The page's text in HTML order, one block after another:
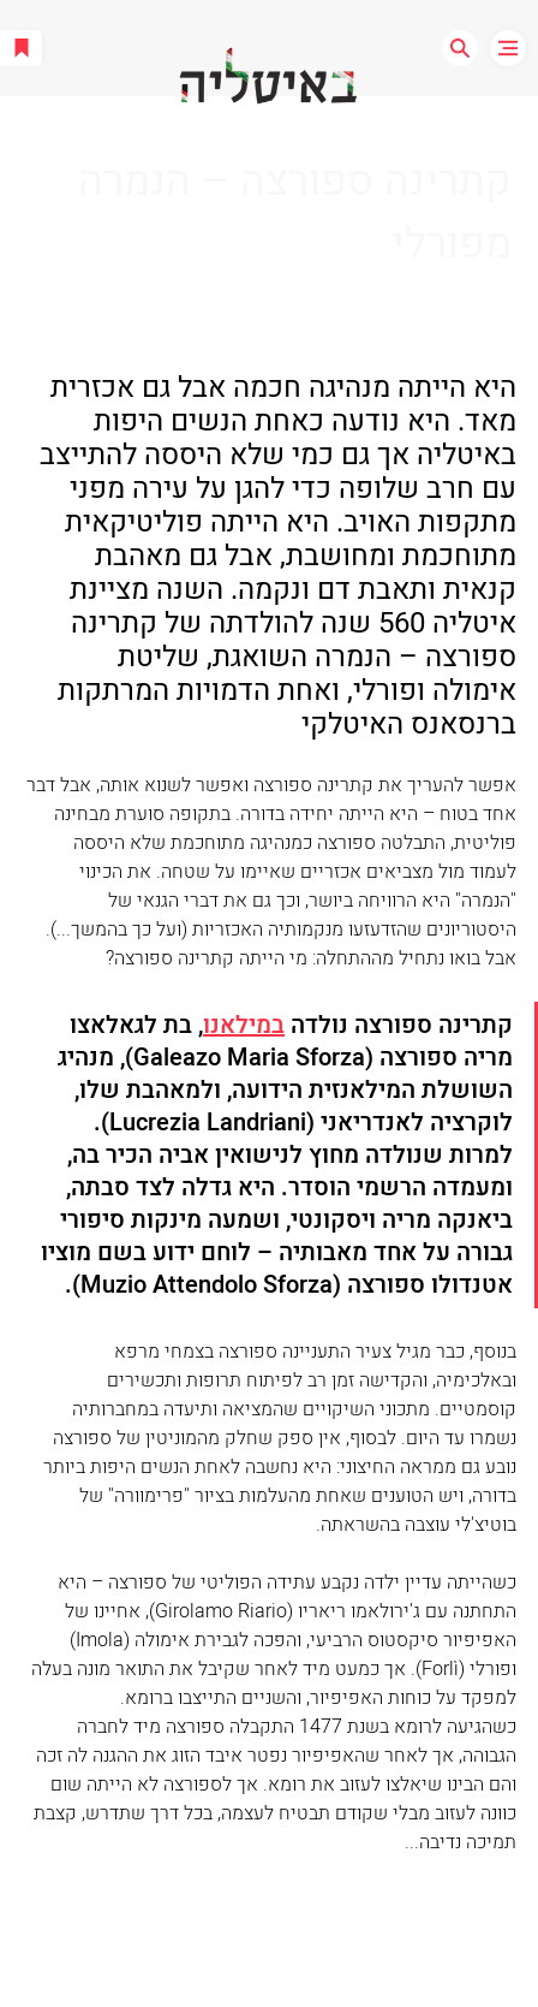
היא הייתה מנהיגה חכמה אבל גם אכזרית
מאד. היא נודעה כאחת הנשים היפות
באיטליה אך גם כמי שלא היססה להתייצב
עם חרב שלופה כדי להגן על עירה מפני
מתקפות האויב. היא הייתה פוליטיקאית
מתוחכמת ומחושבת, אבל גם מאהבת
קנאית ותאבת דם ונקמה. השנה מציינת
איטליה 560 שנה להולדתה של קתרינה
ספורצה – הנמרה השואגת, שליטת
אימולה ופורלי, ואחת הדמויות המרתקות
ברנסאנס האיטלקי
אפשר להעריך את קתרינה ספורצה ואפשר לשנוא אותה, אבל דבר
אחד בטוח – היא הייתה יחידה בדורה. בתקופה סוערת מבחינה
פוליטית, התבלטה ספורצה כמנהיגה מתוחכמת שלא היססה
לעמוד מול מצביאים אכזריים שאיימו על שטחה. את הכינוי
"הנמרה" היא הרוויחה ביושר, וכך גם את דברי הגנאי של
היסטוריונים שהזדעזעו מנקמותיה האכזריות (ועל כך בהמשך...).
אבל בואו נתחיל מההתחלה: מי הייתה קתרינה ספורצה?
קתרינה ספורצה נולדה במילאנו, בת לגאלאצו
מריה ספורצה (Galeazo Maria Sforza), מנהיג
השושלת המילאנזית הידועה, ולמאהבת שלו,
לוקרציה לאנדריאני (Lucrezia Landriani).
למרות שנולדה מחוץ לנישואין אביה הכיר בה,
ומעמדה הרשמי הוסדר. היא גדלה לצד סבתה,
ביאנקה מריה ויסקונטי, ושמעה מינקות סיפורי
גבורה על אחד מאבותיה – לוחם ידוע בשם מוציו
אטנדולו ספורצה (Muzio Attendolo Sforza).
בנוסף, כבר מגיל צעיר התעניינה ספורצה בצמחי מרפא
ובאלכימיה, והקדישה זמן רב לפיתוח תרופות ותכשירים
קוסמטיים. מתכוני השיקויים שהמציאה ותיעדה במחברותיה
נשמרו עד היום. לבסוף, אין ספק שחלק מהמוניטין של ספורצה
נובע גם ממראה החיצוני: היא נחשבה לאחת הנשים היפות ביותר
בדורה, ויש הטוענים שאחת מהעלמות בציור "פרימוורה" של
בוטיצ'לי עוצבה בהשראתה.
כשהייתה עדיין ילדה נקבע עתידה הפוליטי של ספורצה – היא
התחתנה עם ג'ירולאמו ריאריו (Girolamo Riario), אחיינו של
האפיפיור סיקסטוס הרביעי, והפכה לגבירת אימולה (Imola)
ופורלי (Forlì). אך כמעט מיד לאחר שקיבל את התואר מונה בעלה
למפקד על כוחות האפיפיור, והשניים התייצבו ברומא.
כשהגיעה לרומא בשנת 1477 התקבלה ספורצה מיד לחברה
הגבוהה, אך לאחר שהאפיפיור נפטר איבד הזוג את ההגנה לה זכה
והם הבינו שיאלצו לעזוב את רומא. אך לספורצה לא הייתה שום
כוונה לעזוב מבלי שקודם תבטיח לעצמה, בכל דרך שתדרש, קצבת
תמיכה נדיבה...